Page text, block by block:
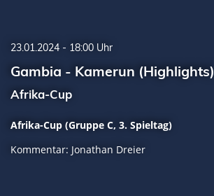
23.01.2024 - 18:00 Uhr
Gambia - Kamerun (Highlights)
Afrika-Cup
Afrika-Cup (Gruppe C, 3. Spieltag)
Kommentar: Jonathan Dreier